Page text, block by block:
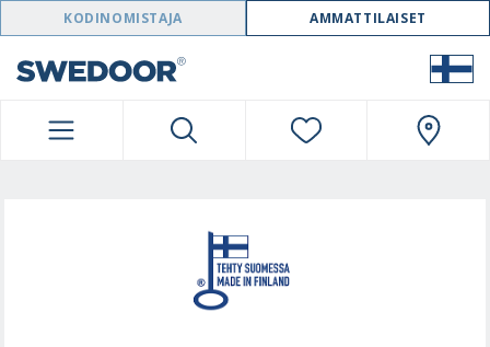
SWEDOOR NAVIGATION
KODINOMISTAJA AMMATTILAISET